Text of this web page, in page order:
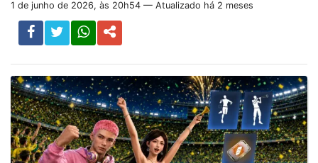
1 de junho de 2026, às 20h54 — Atualizado há 2 meses